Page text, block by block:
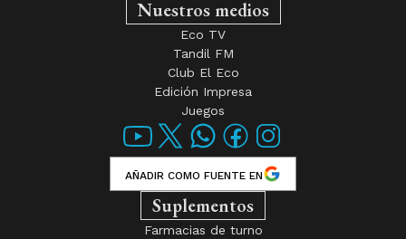
Nuestros medios
Eco TV
Tandil FM
Club El Eco
Edición Impresa
Juegos
AÑADIR COMO FUENTE EN
Suplementos
Farmacias de turno